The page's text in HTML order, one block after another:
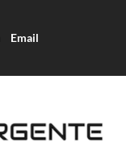
Email